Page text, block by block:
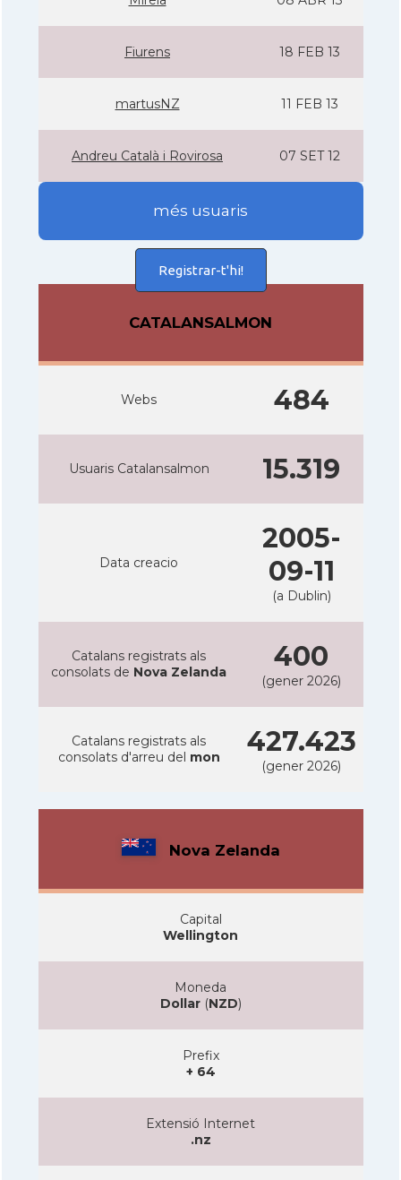
Fiurens 18 FEB 13
martusNZ 11 FEB 13
Andreu Català i Rovirosa 07 SET 12
més usuaris
Registrar-t'hi!
CATALANSALMON
Webs 484
Usuaris Catalansalmon 15.319
Data creacio
2005-
09-11
(a Dublin)
Catalans registrats als
consolats de Nova Zelanda 400
(gener 2026)
Catalans registrats als
consolats d'arreu del mon 427.423
(gener 2026)
Nova Zelanda
Capital
Wellington
Moneda
Dollar(NZD)
Prefix
+ 64
Extensió Internet
.nz